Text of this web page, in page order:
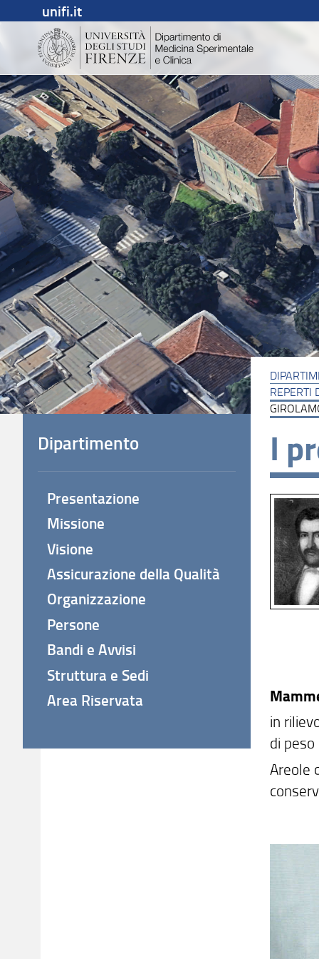
unifi.it
REPERTI
I
in
di peso
Areole
Dipartimento
Presentazione
Missione
Visione
Assicurazione della Qualità
Organizzazione
Persone
Bandi e Avvisi
Struttura e Sedi
Area Riservata